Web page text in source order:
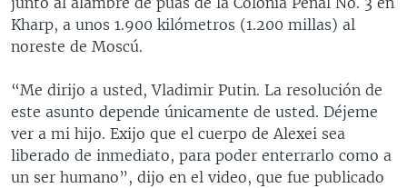
Kharp, a unos 1.900 kilómetros (1.200 millas) al
noreste de Moscú.
“Me dirijo a usted, Vladimir Putin. La resolución de
este asunto depende únicamente de usted. Déjeme
ver a mi hijo. Exijo que el cuerpo de Alexei sea
liberado de inmediato, para poder enterrarlo como a
un ser humano”, dijo en el video, que fue publicado